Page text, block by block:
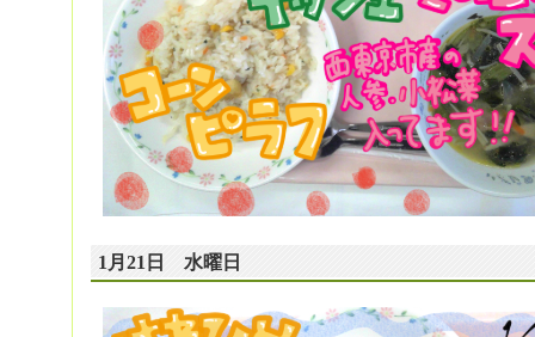
1月21日 水曜日